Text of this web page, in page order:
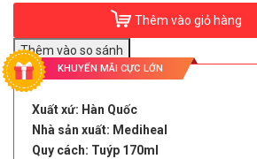
Thêm vào giỏ hàng
KHUYẾN MÃI CỰC LỚN
Xuất xứ: Hàn Quốc
Nhà sản xuất: Mediheal
Quy cách: Tuýp 170ml